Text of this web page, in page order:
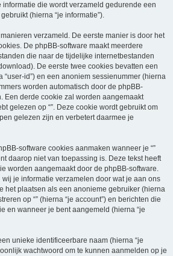
informatie die wordt verzameld gedurende een
(hierna “je informatie”).
verzameld. De eerste manier is door het
De phpBB-software maakt meerdere
die naar de tijdelijke internetbestanden
De eerste twee cookies bevatten een
“user-id”) en een anoniem sessienummer (hierna
worden automatisch door de phpBB-
Een derde cookie zal worden aangemaakt
gelezen op “”. Deze cookie wordt gebruikt om
gelezen zijn en verbetert daarmee je
software cookies aanmaken wanneer je “”
daarop niet van toepassing is. Deze tekst heeft
worden aangemaakt door de phpBB-software.
je informatie verzamelen door wat je aan ons
het plaatsen als een anonieme gebruiker (hierna
op “” (hierna “je account”) en berichten die
en wanneer je bent aangemeld (hierna “je
unieke identificeerbare naam (hierna “je
wachtwoord om te kunnen aanmelden op je